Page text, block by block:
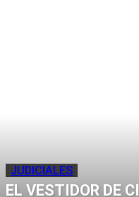
JUDICIALES
EL VESTIDOR DE